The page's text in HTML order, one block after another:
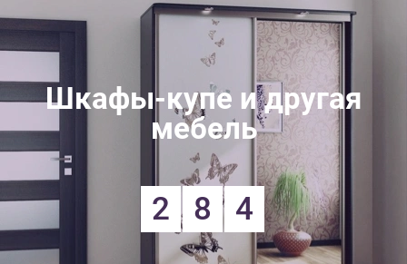
Шкафы-купе и другая
мебель
2 8 4